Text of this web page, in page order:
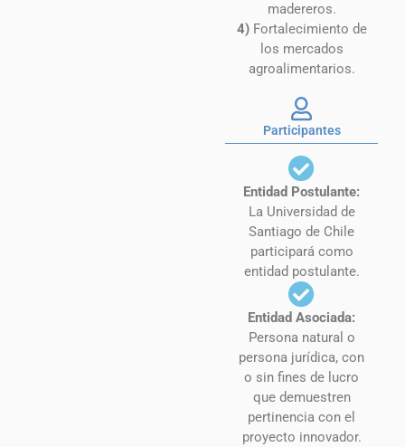
madereros.
4) Fortalecimiento de
los mercados
agroalimentarios.
Participantes
Entidad Postulante:
La Universidad de
Santiago de Chile
participará como
entidad postulante.
Entidad Asociada:
Persona natural o
persona jurídica, con
o sin fines de lucro
que demuestren
pertinencia con el
proyecto innovador.